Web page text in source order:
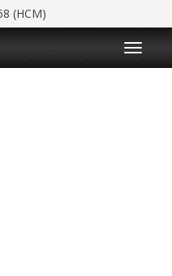
(HCM)
T
o
g